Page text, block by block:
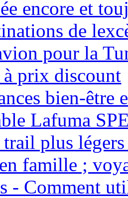
encore et
de
pour la
prix discount
bien-être
Lafuma
trail plus
famille ;
- Comment